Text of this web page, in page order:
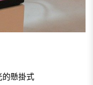
的懸掛式